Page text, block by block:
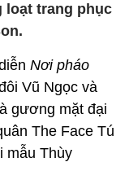
loạt trang phục
Nơi pháo
Vũ Ngọc và
là gương mặt đại
The Face Tú
mẫu Thùy